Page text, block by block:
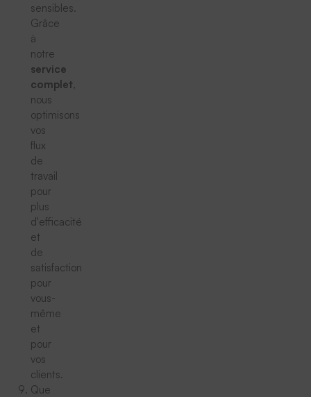
sensibles.
Grâce
à
notre
service
complet,
nous
optimisons
vos
flux
de
travail
pour
plus
d'efficacité
et
de
satisfaction
pour
vous-
même
et
pour
vos
clients.
Que